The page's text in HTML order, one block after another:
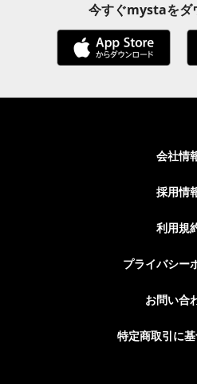
今すぐmystaをダ
会社情
採用情
利用規
プライバシー
お問い合
特定商取引に